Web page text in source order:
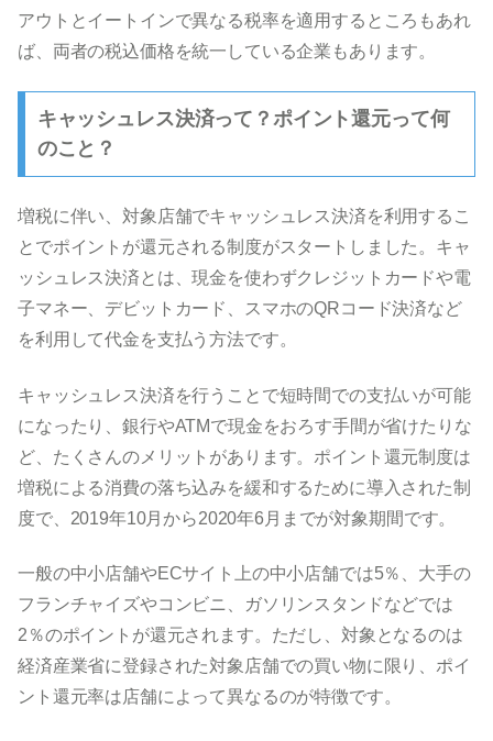
アウトとイートインで異なる税率を適用するところもあれ
ば、両者の税込価格を統一している企業もあります。
キャッシュレス決済って？ポイント還元って何
のこと？
増税に伴い、対象店舗でキャッシュレス決済を利用するこ
とでポイントが還元される制度がスタートしました。キャ
ッシュレス決済とは、現金を使わずクレジットカードや電
子マネー、デビットカード、スマホのQRコード決済など
を利用して代金を支払う方法です。
キャッシュレス決済を行うことで短時間での支払いが可能
になったり、銀行やATMで現金をおろす手間が省けたりな
ど、たくさんのメリットがあります。ポイント還元制度は
増税による消費の落ち込みを緩和するために導入された制
度で、2019年10月から2020年6月までが対象期間です。
一般の中小店舗やECサイト上の中小店舗では5％、大手の
フランチャイズやコンビニ、ガソリンスタンドなどでは
2％のポイントが還元されます。ただし、対象となるのは
経済産業省に登録された対象店舗での買い物に限り、ポイ
ント還元率は店舗によって異なるのが特徴です。